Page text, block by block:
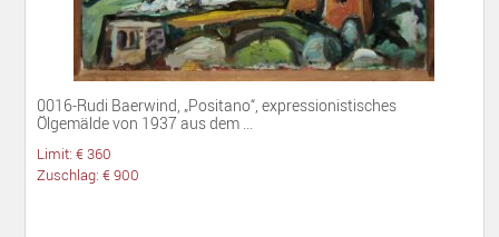
0016-Rudi Baerwind, „Positano“, expressionistisches
Ölgemälde von 1937 aus dem ...
Limit: € 360
Zuschlag: € 900